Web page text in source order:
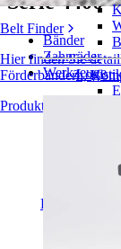
Belt Finder
Hier finden Sie
Förderbändern,
Produktübersicht
Bänder
Zahnräder
Werkzeuge